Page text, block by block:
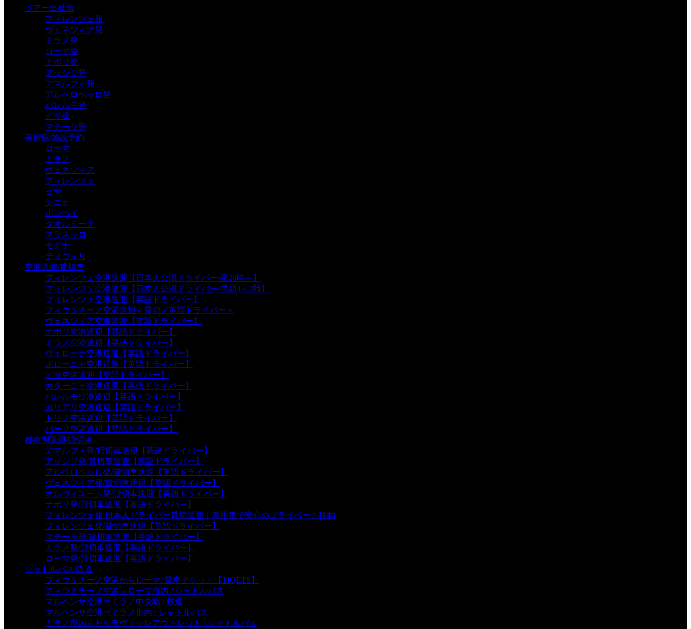
ツアー出発地
フィレンツェ発
ヴェネツィア発
ミラノ発
ローマ発
ナポリ発
アッシジ発
アマルフィ発
アルベロベッロ発
パレルモ発
ピサ発
マテーラ発
美術館/施設予約
ローマ
ミラノ
ヴェネツィア
フィレンツェ
ピサ
シエナ
ポンペイ
タオルミーナ
マラネッロ
モデナ
ティヴォリ
空港送迎/貸切車
フィレンツェ空港送迎【日本人公認ドライバー/夜20時～】
フィレンツェ空港送迎【日本人公認ドライバー/早朝4～7時】
フィレンツェ空港送迎【英語ドライバー】
フィウミチーノ空港送迎＜貸切／英語ドライバー＞
ヴェネツィア空港送迎【英語ドライバー】
ナポリ空港送迎【英語ドライバー】
ミラノ空港送迎【英語ドライバー】
ヴェローナ空港送迎【英語ドライバー】
ボローニャ空港送迎【英語ドライバー】
ピサ空港送迎【英語ドライバー】
カターニャ空港送迎【英語ドライバー】
パレルモ空港送迎【英語ドライバー】
カリアリ空港送迎【英語ドライバー】
トリノ空港送迎【英語ドライバー】
バーリ空港送迎【英語ドライバー】
都市間送迎/貸切車
アマルフィ発/貸切車送迎【英語ドライバー】
アッシジ発/貸切車送迎【英語ドライバー】
アルベロベッロ発/貸切車送迎【英語ドライバー】
ヴェネツィア発/貸切車送迎【英語ドライバー】
オルヴィエート発/貸切車送迎【英語ドライバー】
ナポリ発/貸切車送迎【英語ドライバー】
フィレンツェ発 日本人ドライバー貸切送迎｜専用車で安心のプライベート移動
フィレンツェ発/貸切車送迎【英語ドライバー】
マテーラ発/貸切車送迎【英語ドライバー】
ミラノ発/貸切車送迎【英語ドライバー】
ローマ発/貸切車送迎【英語ドライバー】
シャトルバス/鉄道
フィウミチーノ空港からローマ/ 電車チケット【TIQETS】
フィウミチーノ空港⇔ローマ市内 / シャトルバス
マルペンサ空港⇒ミラノ中央駅 / 鉄道
マルペンサ空港⇒ミラノ市内 / シャトルバス
ミラノ市内⇔セッラヴァッレアウトレット / シャトルバス